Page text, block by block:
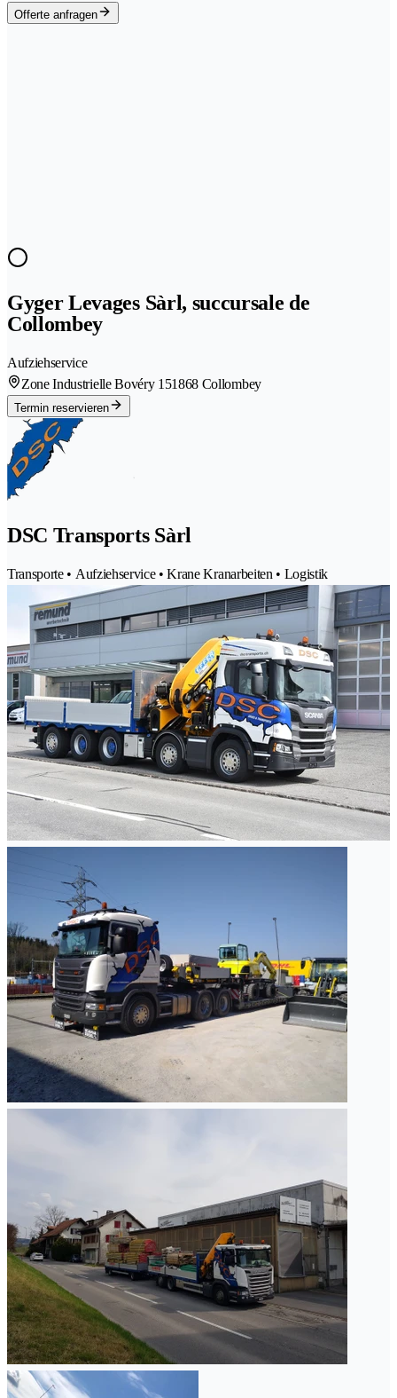
Offerte anfragen
Gyger Levages Sàrl, succursale de
Collombey
Aufziehservice
Zone Industrielle Bovéry 151868 Collombey
Termin reservieren
DSC Transports Sàrl
Transporte • Aufziehservice • Krane Kranarbeiten • Logistik